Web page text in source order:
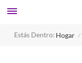
Estás Dentro: Hogar /